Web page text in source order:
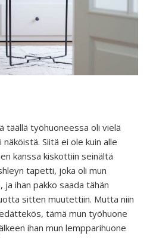
täällä työhuoneessa oli vielä
Siitä ei ole kuin alle
kanssa kiskottiin seinältä
tapetti, joka oli mun
ja ihan pakko saada tähän
sitten muutettiin. Mutta niin
tämä mun työhuone
ihan mun lempparihuone